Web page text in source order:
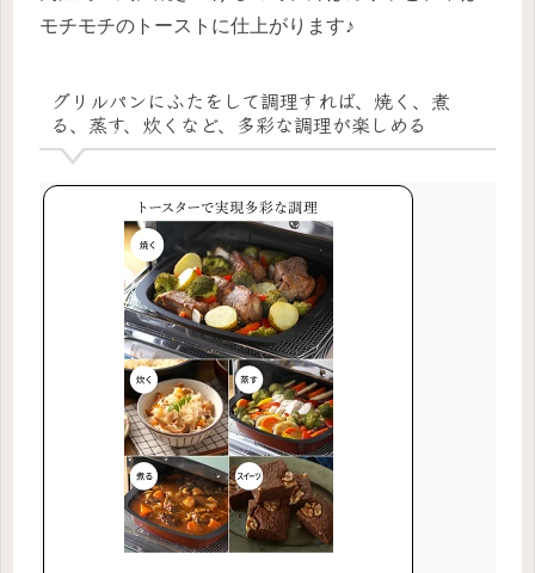
モチモチのトーストに仕上がります♪
グリルパンにふたをして調理すれば、焼く、煮
る、蒸す、炊くなど、多彩な調理が楽しめる